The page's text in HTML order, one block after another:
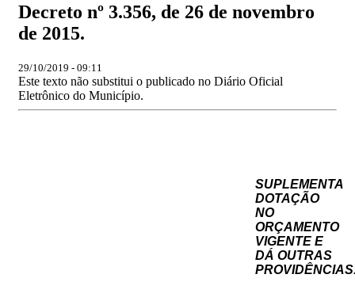
Decreto nº 3.356, de 26 de novembro
de 2015.
29/10/2019 - 09:11
Este texto não substitui o publicado no Diário Oficial
Eletrônico do Município.
SUPLEMENTA
DOTAÇÃO
NO
ORÇAMENTO
VIGENTE E
DÁ OUTRAS